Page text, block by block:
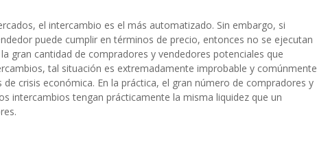
el intercambio es el más automatizado. Sin embargo, si
puede cumplir en términos de precio, entonces no se ejecutan
gran cantidad de compradores y vendedores potenciales que
tal situación es extremadamente improbable y comúnmente
crisis económica. En la práctica, el gran número de compradores y
intercambios tengan prácticamente la misma liquidez que un